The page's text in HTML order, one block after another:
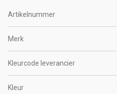
Artikelnummer
Merk
Kleurcode leverancier
Kleur